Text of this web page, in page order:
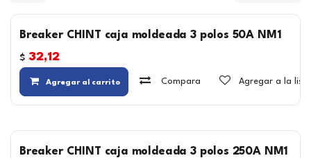
Breaker CHINT caja moldeada 3 polos 50A NM1
$ 32,12
Agregar al carrito Compara Agregar a la
Breaker CHINT caja moldeada 3 polos 250A NM1